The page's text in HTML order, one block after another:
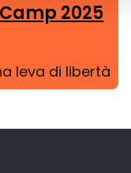
2025
leva di libertà